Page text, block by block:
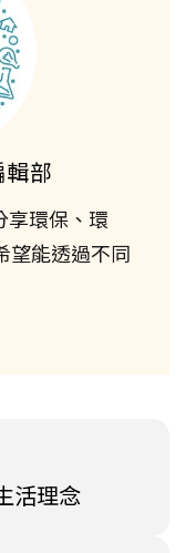
部
享環保、環
望能透過不同
活理念